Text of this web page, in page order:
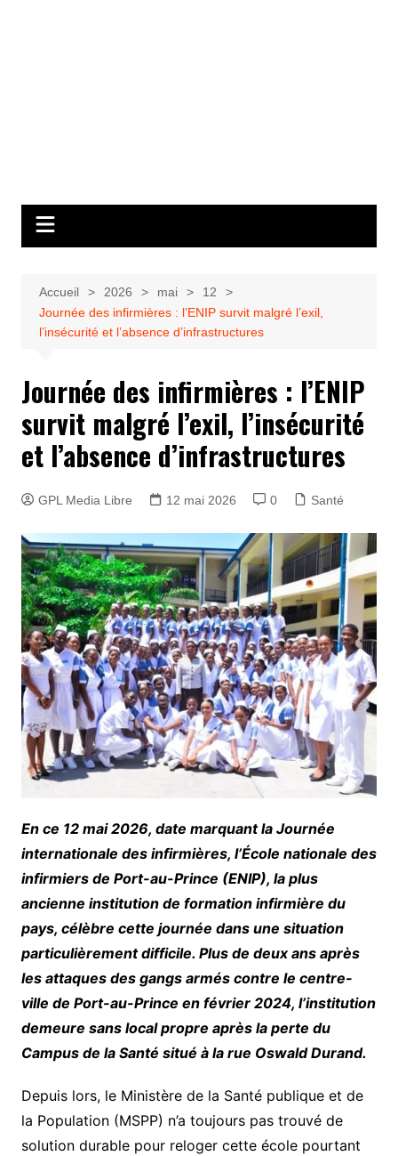
Accueil 2026 mai
12
Journée des infirmières : l’ENIP survit malgré l’exil,
l’insécurité et l’absence d’infrastructures
Journée des infirmières : l’ENIP
survit malgré l’exil, l’insécurité
et l’absence d’infrastructures
GPL Media Libre 12 mai 2026 0 Santé
En ce 12 mai 2026, date marquant la Journée
internationale des infirmières, l’École nationale des
infirmiers de Port-au-Prince (ENIP), la plus
ancienne institution de formation infirmière du
pays, célèbre cette journée dans une situation
particulièrement difficile. Plus de deux ans après
les attaques des gangs armés contre le centre-
ville de Port-au-Prince en février 2024, l’institution
demeure sans local propre après la perte du
Campus de la Santé situé à la rue Oswald Durand.
Depuis lors, le Ministère de la Santé publique et de
la Population (MSPP) n’a toujours pas trouvé de
solution durable pour reloger cette école pourtant